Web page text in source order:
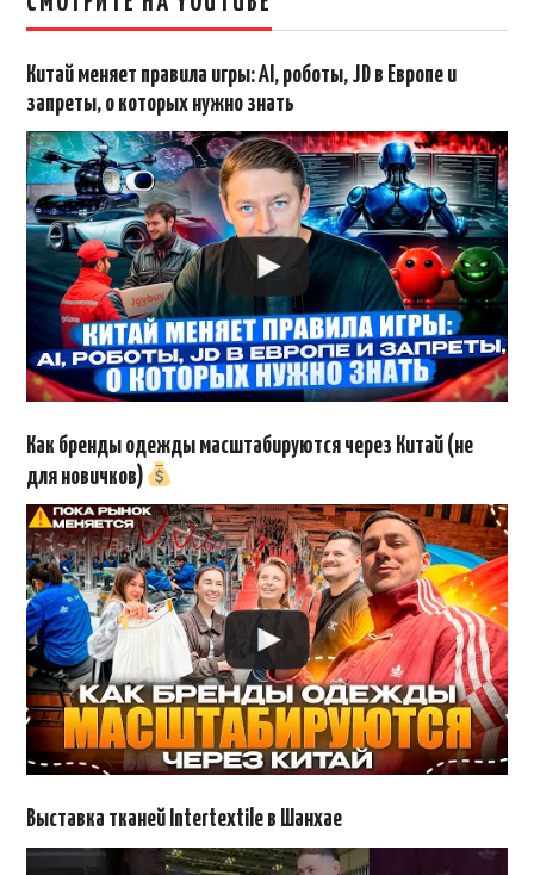
Китай меняет правила игры: AI, роботы, JD в Европе и
запреты, о которых нужно знать
Как бренды одежды масштабируются через Китай (не
для новичков)
Выставка тканей Intertextile в Шанхае